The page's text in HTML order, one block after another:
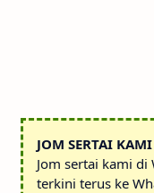
JOM SERTAI
Jom sertai kami di
terkini terus ke